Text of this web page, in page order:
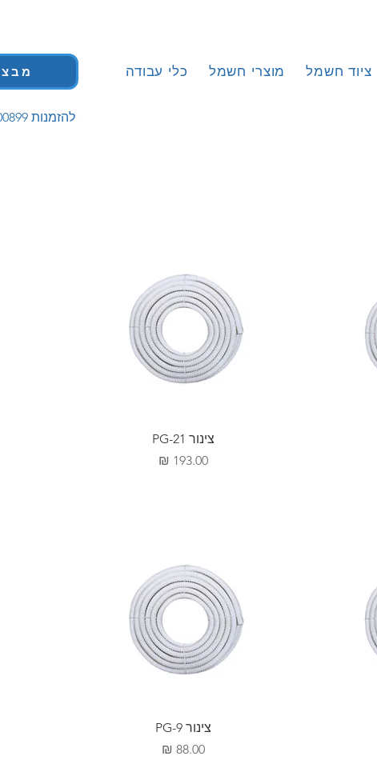
| 058-5200899 להזמנות
כלי עבודה מוצרי חשמל ציוד חשמל
צינור PG-21
מחיר‏193.00 ‏₪
צינור PG-9
מחיר‏88.00 ‏₪